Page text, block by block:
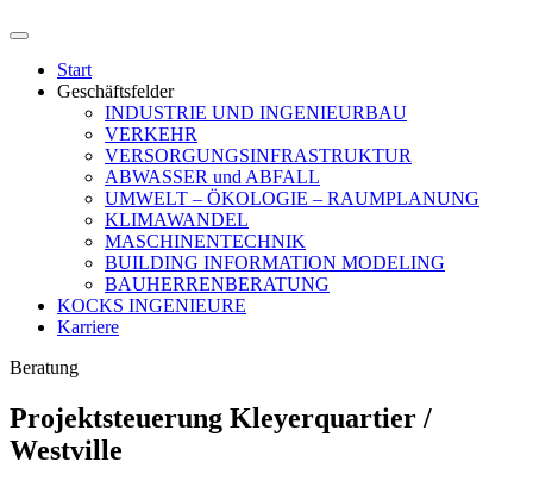
Start
Geschäftsfelder
INDUSTRIE UND INGENIEURBAU
VERKEHR
VERSORGUNGSINFRASTRUKTUR
ABWASSER und ABFALL
UMWELT – ÖKOLOGIE – RAUMPLANUNG
KLIMAWANDEL
MASCHINENTECHNIK
BUILDING INFORMATION MODELING
BAUHERRENBERATUNG
KOCKS INGENIEURE
Karriere
Beratung
Projektsteuerung Kleyerquartier /
Westville